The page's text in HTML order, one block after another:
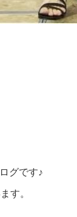
グです♪
す。